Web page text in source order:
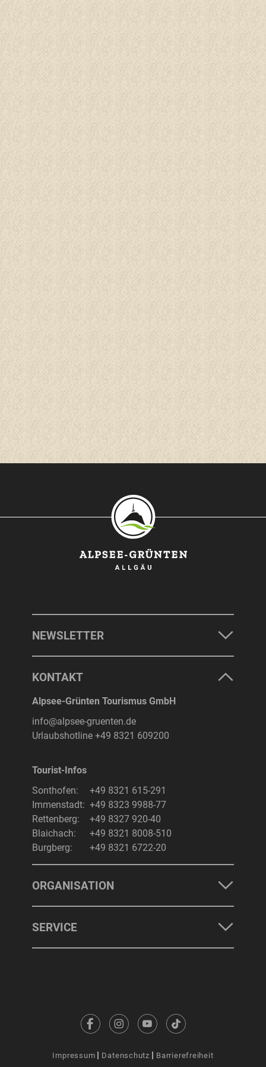
NEWSLETTER
KONTAKT
Alpsee-Grünten Tourismus GmbH
info@alpsee-gruenten.de
Urlaubshotline +49 8321 609200
Tourist-Infos
Sonthofen:
+49 8321 615-291
Immenstadt: +49 8323 9988-77
Rettenberg:
+49 8327 920-40
Blaichach:
+49 8321 8008-510
Burgberg:
+49 8321 6722-20
ORGANISATION
SERVICE
Impressum Datenschutz Barrierefreiheit